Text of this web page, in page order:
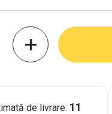
de livrare: 11